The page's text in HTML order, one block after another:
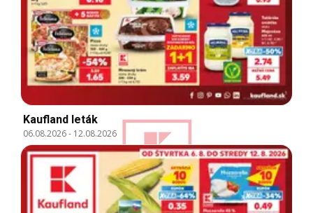
Kaufland leták
06.08.2026- 12.08.2026